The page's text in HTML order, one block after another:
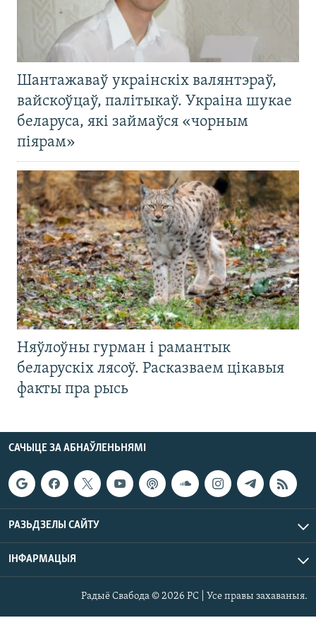
Шантажаваў украінскіх валянтэраў,
вайскоўцаў, палітыкаў. Украіна шукае
беларуса, які займаўся «чорным
піярам»
Няўлоўны гурман і рамантык
беларускіх лясоў. Расказваем цікавыя
факты пра рысь
САЧЫЦЕ ЗА АБНАЎЛЕНЬНЯМІ
РАЗЬДЗЕЛЫ САЙТУ
ІНФАРМАЦЫЯ
Радыё Свабода © 2026 РС | Усе правы захаваныя.